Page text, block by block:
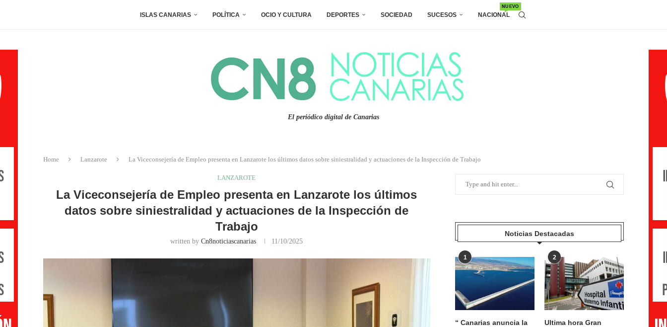
ISLAS CANARIAS POLÍTICA OCIO Y CULTURA DEPORTES SOCIEDAD SUCESOS NACIONAL
NUEVO
El periódico digital de Canarias
Home Lanzarote La Viceconsejería de Empleo presenta en Lanzarote los últimos datos sobre siniestralidad y actuaciones de la Inspección de Trabajo
LANZAROTE
La Viceconsejería de Empleo presenta en Lanzarote los últimos
datos sobre siniestralidad y actuaciones de la Inspección de
Trabajo
written byCn8noticiascanarias 11/10/2025
Noticias Destacadas
1
“ Canarias anuncia la
2
Ultima hora Gran